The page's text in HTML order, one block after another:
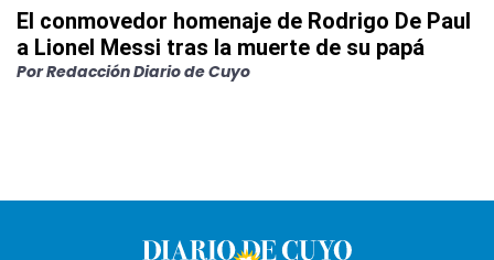
El conmovedor homenaje de Rodrigo De Paul
a Lionel Messi tras la muerte de su papá
PorRedacción Diario de Cuyo